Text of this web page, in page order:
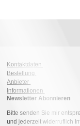
Kontaktdaten
Bestellung
Anbieter
Informationen
Newsletter Abonnieren
Bitte senden Sie mir
und jederzeit widerruflich